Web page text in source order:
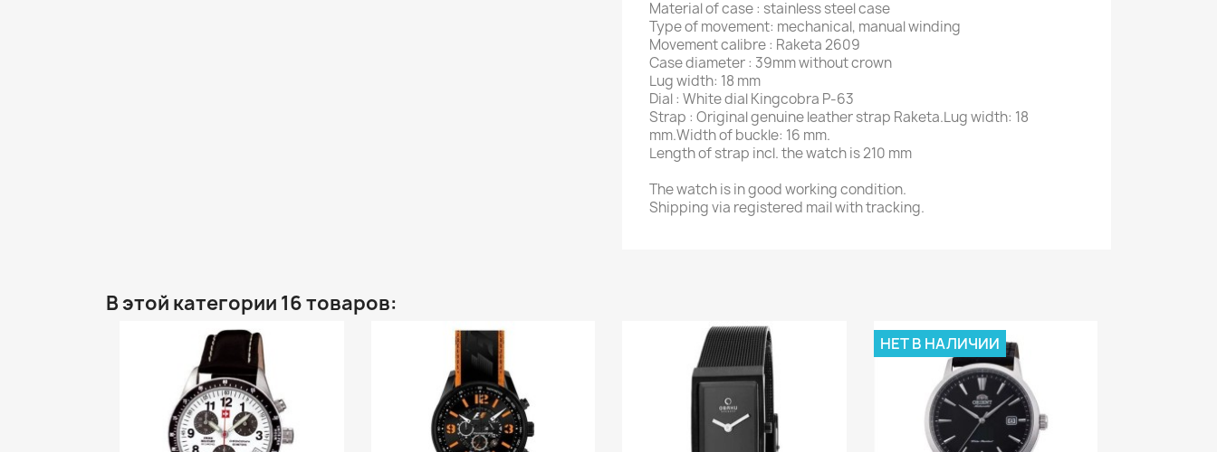
Material of case : stainless steel case
Type of movement: mechanical, manual winding
Movement calibre : Raketa 2609
Case diameter : 39mm without crown
Lug width: 18 mm
Dial : White dial Kingcobra P-63
Strap : Original genuine leather strap Raketa.Lug width: 18
mm.Width of buckle: 16 mm.
Length of strap incl. the watch is 210 mm
The watch is in good working condition.
Shipping via registered mail with tracking.
В этой категории 16 товаров:
НЕТ В НАЛИЧИИ